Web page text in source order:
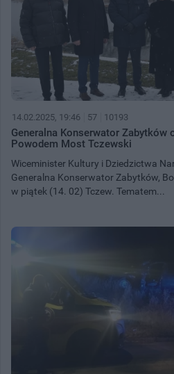
14.02.2025, 19:46 57 10193
Generalna Konserwator Zabytków
Powodem Most Tczewski
Wiceminister Kultury i Dziedzictwa
Generalna Konserwator Zabytków,
w piątek (14. 02) Tczew. Tematem...